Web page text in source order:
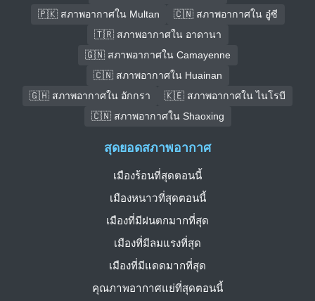
🇵🇰 สภาพอากาศใน Multan
🇨🇳 สภาพอากาศใน อู๋ซี
🇹🇷 สภาพอากาศใน อาดานา
🇬🇳 สภาพอากาศใน Camayenne
🇨🇳 สภาพอากาศใน Huainan
🇬🇭 สภาพอากาศใน อักกรา
🇰🇪 สภาพอากาศใน ไนโรบี
🇨🇳 สภาพอากาศใน Shaoxing
สุดยอดสภาพอากาศ
เมืองร้อนที่สุดตอนนี้
เมืองหนาวที่สุดตอนนี้
เมืองที่มีฝนตกมากที่สุด
เมืองที่มีลมแรงที่สุด
เมืองที่มีแดดมากที่สุด
คุณภาพอากาศแย่ที่สุดตอนนี้